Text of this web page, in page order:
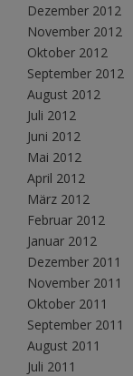
Dezember 2012
November 2012
Oktober 2012
September 2012
August 2012
Juli 2012
Juni 2012
Mai 2012
April 2012
März 2012
Februar 2012
Januar 2012
Dezember 2011
November 2011
Oktober 2011
September 2011
August 2011
Juli 2011